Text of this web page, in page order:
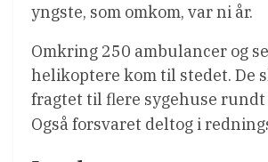
yngste, som omkom, var ni år.
Omkring 250 ambulancer og
helikoptere kom til stedet. De
fragtet til flere sygehuse rundt
Også forsvaret deltog i